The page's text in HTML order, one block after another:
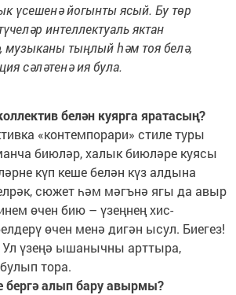
үсешенә йогынты ясый. Бу төр
интеллектуаль яктан
музыканы тыңлый һәм тоя белә,
сәләтенә ия була.
белән куярга яратасың?
«контемпорари» стиле туры
биюләр, халык биюләре куясы
күп кеше белән күз алдына
сюжет һәм мәгънә ягы да авыр
өчен бию – үзеңнең хис-
өчен менә дигән ысул. Биегез!
Ул үзеңә ышанычны арттыра,
тора.
бергә алып бару авырмы?